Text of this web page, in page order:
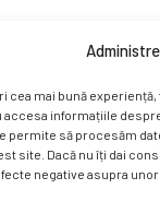
cea mai bună
accesa informațiile
permite să procesăm
site. Dacă nu îți dai
negative asupra